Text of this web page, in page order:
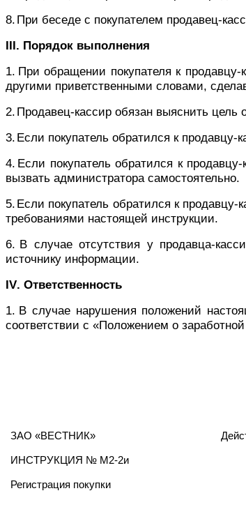
8. При беседе с покупателем продавец-
III. Порядок выполнения
1. При обращении покупателя к
другими приветственными словами,
2. Продавец-кассир обязан выяснить цель
3. Если покупатель обратился к продавцу-
4. Если покупатель обратился к
вызвать администратора самостоятельно.
5. Если покупатель обратился к
требованиями настоящей инструкции.
6. В случае отсутствия у продавца-
источнику информации.
IV. Ответственность
1. В случае нарушения положений
соответствии с «Положением о
ЗАО «ВЕСТНИК»
ИНСТРУКЦИЯ № М2-2и
Регистрация покупки